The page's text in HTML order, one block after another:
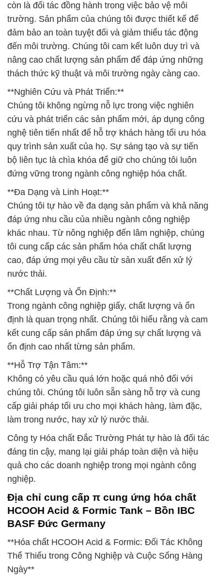
còn là đối tác đồng hành trong việc bảo vệ môi
trường. Sản phẩm của chúng tôi được thiết kế để
đảm bảo an toàn tuyệt đối và giảm thiểu tác động
đến môi trường. Chúng tôi cam kết luôn duy trì và
nâng cao chất lượng sản phẩm để đáp ứng những
thách thức kỹ thuật và môi trường ngày càng cao.
**Nghiên Cứu và Phát Triển:**
Chúng tôi không ngừng nỗ lực trong việc nghiên
cứu và phát triển các sản phẩm mới, áp dụng công
nghệ tiên tiến nhất để hỗ trợ khách hàng tối ưu hóa
quy trình sản xuất của họ. Sự sáng tạo và sự tiến
bộ liên tục là chìa khóa để giữ cho chúng tôi luôn
đứng vững trong ngành công nghiệp hóa chất.
**Đa Dạng và Linh Hoạt:**
Chúng tôi tự hào về đa dạng sản phẩm và khả năng
đáp ứng nhu cầu của nhiều ngành công nghiệp
khác nhau. Từ nông nghiệp đến lâm nghiệp, chúng
tôi cung cấp các sản phẩm hóa chất chất lượng
cao, đáp ứng mọi yêu cầu từ sản xuất đến xử lý
nước thải.
**Chất Lượng và Ổn Định:**
Trong ngành công nghiệp giấy, chất lượng và ổn
định là quan trọng nhất. Chúng tôi hiểu rằng và cam
kết cung cấp sản phẩm đáp ứng sự chất lượng và
ổn định cao nhất từng sản phẩm.
**Hỗ Trợ Tận Tâm:**
Không có yêu cầu quá lớn hoặc quá nhỏ đối với
chúng tôi. Chúng tôi luôn sẵn sàng hỗ trợ và cung
cấp giải pháp tối ưu cho mọi khách hàng, làm đặc,
làm trong nước, hay xử lý nước thải.
Công ty Hóa chất Đắc Trường Phát tự hào là đối tác
đáng tin cậy, mang lại giải pháp toàn diện và hiệu
quả cho các doanh nghiệp trong mọi ngành công
nghiệp.
Địa chỉ cung cấp π cung ứng hóa chất
HCOOH Acid & Formic Tank – Bồn IBC
BASF Đức Germany
**Hóa chất HCOOH Acid & Formic: Đối Tác Không
Thể Thiếu trong Công Nghiệp và Cuộc Sống Hàng
Ngày**